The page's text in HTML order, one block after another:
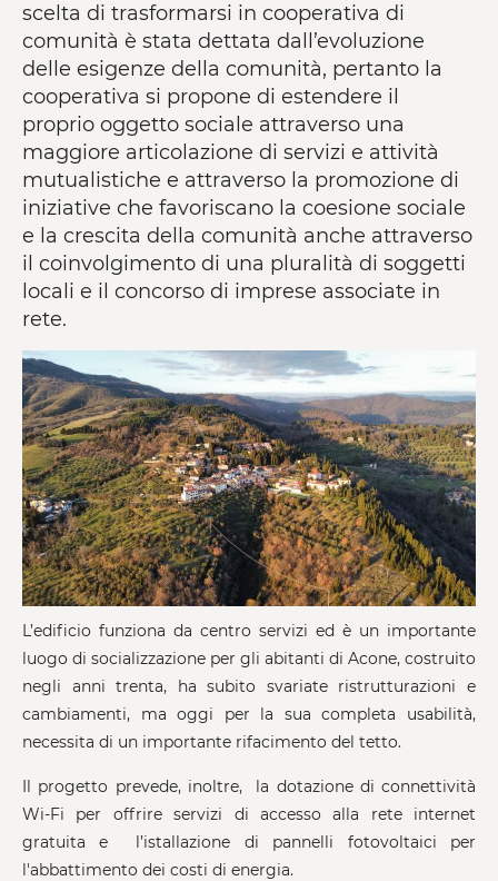
scelta di trasformarsi in cooperativa di
comunità è stata dettata dall’evoluzione
delle esigenze della comunità, pertanto la
cooperativa si propone di estendere il
proprio oggetto sociale attraverso una
maggiore articolazione di servizi e attività
mutualistiche e attraverso la promozione di
iniziative che favoriscano la coesione sociale
e la crescita della comunità anche attraverso
il coinvolgimento di una pluralità di soggetti
locali e il concorso di imprese associate in
rete.
L’edificio funziona da centro servizi ed è un importante
luogo di socializzazione per gli abitanti di Acone, costruito
negli anni trenta, ha subito svariate ristrutturazioni e
cambiamenti, ma oggi per la sua completa usabilità,
necessita di un importante rifacimento del tetto.
Il progetto prevede, inoltre, la dotazione di connettività
Wi-Fi per offrire servizi di accesso alla rete internet
gratuita e l’istallazione di pannelli fotovoltaici per
l'abbattimento dei costi di energia.